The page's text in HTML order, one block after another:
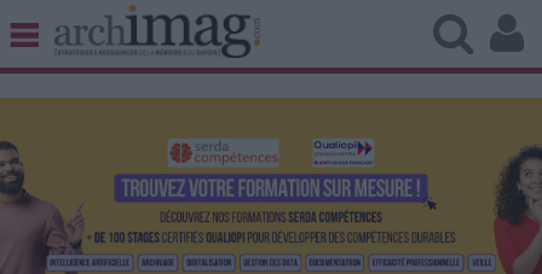
BIBLIOTHÈQUE ÉDITION
UNIVERS DATA
TRAVAIL COLLABORATIF
VIE NUMÉRIQUE